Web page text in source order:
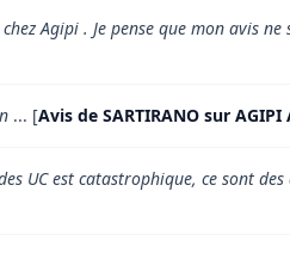
Agipi . Je pense que mon avis
... [Avis de SARTIRANO sur AGIPI
UC est catastrophique, ce sont